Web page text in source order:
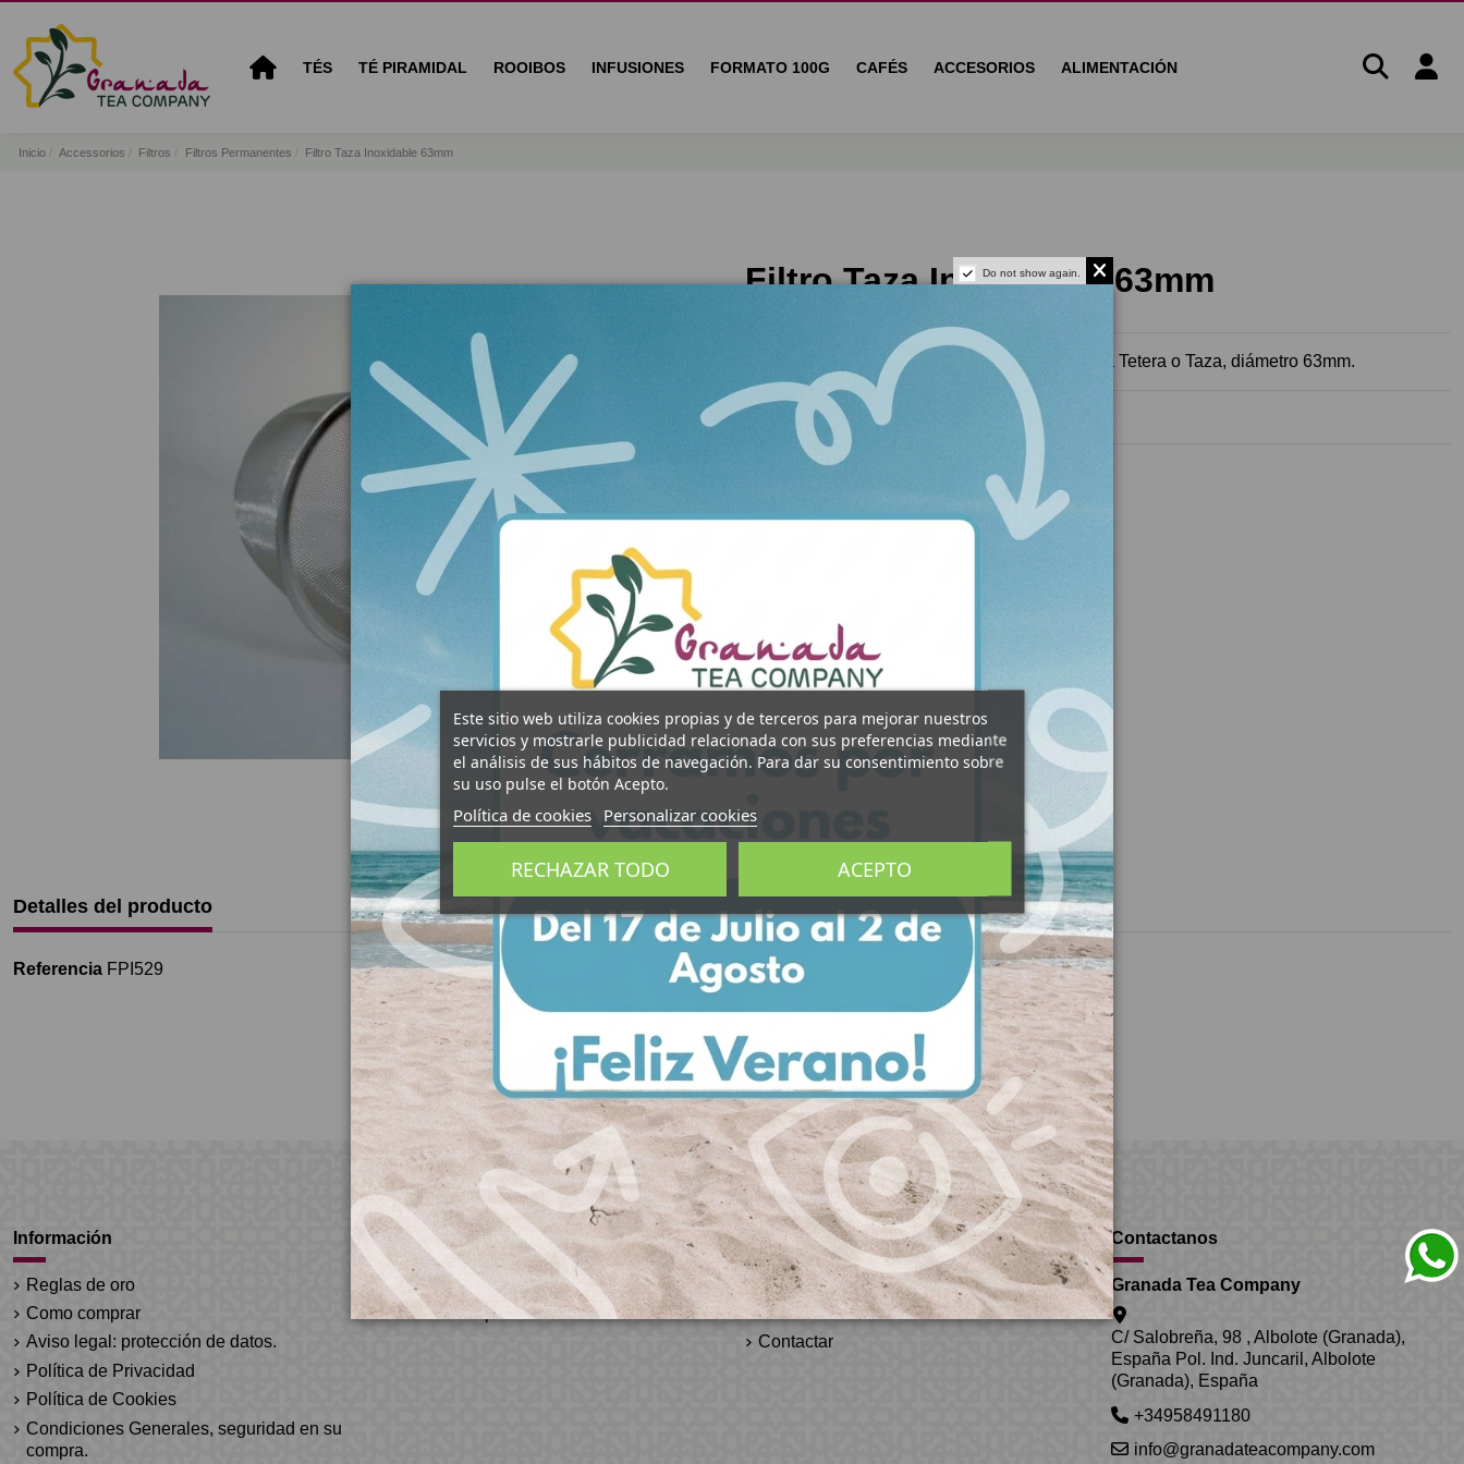
TÉS TÉ PIRAMIDAL ROOIBOS INFUSIONES FORMATO 100G CAFÉS ACCESORIOS ALIMENTACIÓN
Inicio Accessorios Filtros Filtros Permanentes Filtro Taza Inoxidable 63mm
Filtro Taza Inoxidable 63mm
Filtro permante de acero inoxidable adaptable a Tetera o Taza, diámetro 63mm.
Detalles del producto
Referencia FPI529
Información
Reglas de oro
Como comprar
Aviso legal: protección de datos.
Política de Privacidad
Política de Cookies
Condiciones Generales, seguridad en su
compra.
Cuenta
Mi cuenta
Historial de pedidos
Empresa
La Empresa
Nuestros Productos
Contactar
Contactanos
Granada Tea Company
C/ Salobreña, 98 , Albolote (Granada),
España Pol. Ind. Juncaril, Albolote
(Granada), España
+34958491180
info@granadateacompany.com
Este sitio web utiliza cookies propias y de terceros para mejorar nuestros
servicios y mostrarle publicidad relacionada con sus preferencias mediante
el análisis de sus hábitos de navegación. Para dar su consentimiento sobre
su uso pulse el botón Acepto.
Política de cookies Personalizar cookies
RECHAZAR TODO ACEPTO
Do not show again.